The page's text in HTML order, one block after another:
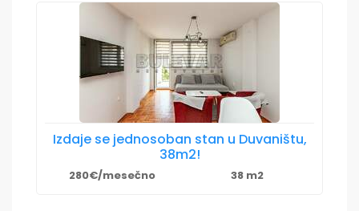
Izdaje se jednosoban stan u Duvaništu,
38m2!
280€/mesečno 38 m2